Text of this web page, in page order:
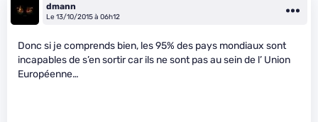
dmann
Le 13/10/2015 à 06h12
Donc si je comprends bien, les 95% des pays mondiaux sont
incapables de s’en sortir car ils ne sont pas au sein de l’ Union
Européenne…